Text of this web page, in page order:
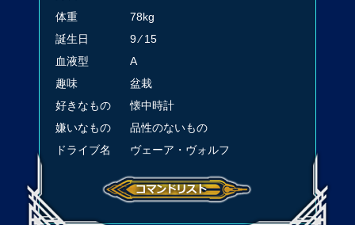
体重
78kg
誕生日
9 ⁄ 15
血液型
A
趣味
盆栽
好きなもの
懐中時計
嫌いなもの
品性のないもの
ドライブ名
ヴェーア・ヴォルフ